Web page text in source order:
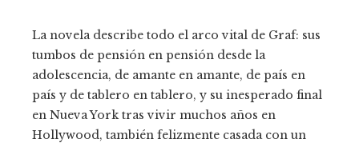
La novela describe todo el arco vital de Graf: sus
tumbos de pensión en pensión desde la
adolescencia, de amante en amante, de país en
país y de tablero en tablero, y su inesperado final
en Nueva York tras vivir muchos años en
Hollywood, también felizmente casada con un